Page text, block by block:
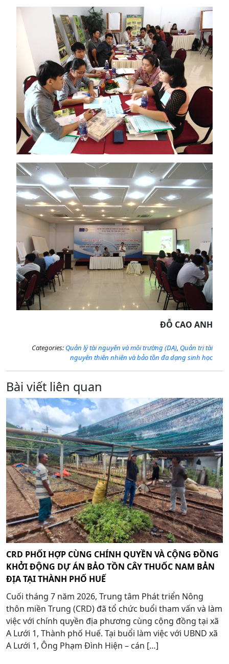
ĐỖ CAO ANH
Categories: Quản lý tài nguyên và môi trường (DA), Quản trị tài
nguyên thiên nhiên và bảo tồn đa dạng sinh học
Bài viết liên quan
CRD PHỐI HỢP CÙNG CHÍNH QUYỀN VÀ CỘNG ĐỒNG
KHỞI ĐỘNG DỰ ÁN BẢO TỒN CÂY THUỐC NAM BẢN
ĐỊA TẠI THÀNH PHỐ HUẾ
Cuối tháng 7 năm 2026, Trung tâm Phát triển Nông
thôn miền Trung (CRD) đã tổ chức buổi tham vấn và làm
việc với chính quyền địa phương cùng cộng đồng tại xã
A Lưới 1, Thành phố Huế. Tại buổi làm việc với UBND xã
A Lưới 1, Ông Phạm Đình Hiện – cán […]